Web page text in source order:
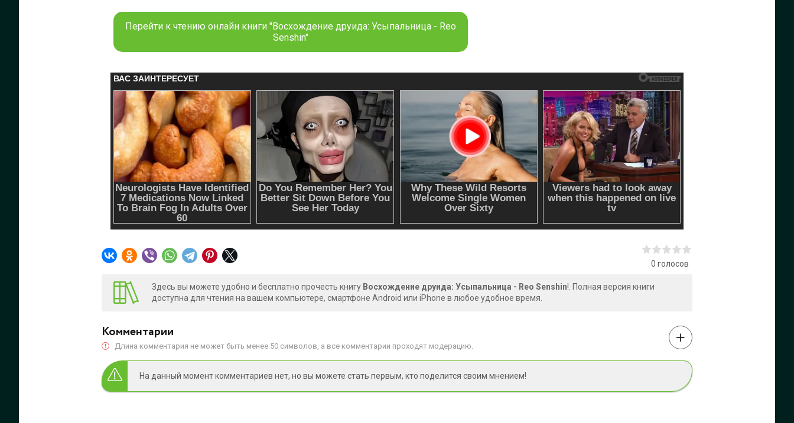
Перейти к чтению онлайн книги "Восхождение друида: Усыпальница - Reo
Senshin"
0 голосов
Здесь вы можете удобно и бесплатно прочесть книгу Восхождение друида: Усыпальница - Reo Senshin!. Полная версия книги
доступна для чтения на вашем компьютере, смартфоне Android или iPhone в любое удобное время.
Комментарии
Длина комментария не может быть менее 50 символов, а все комментарии проходят модерацию.
На данный момент комментариев нет, но вы можете стать первым, кто поделится своим мнением!